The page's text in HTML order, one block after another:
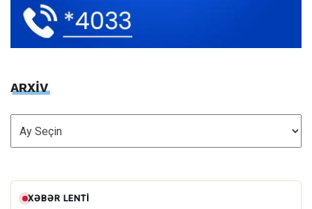
ARXİV
ARXİV
XƏBƏR LENTI